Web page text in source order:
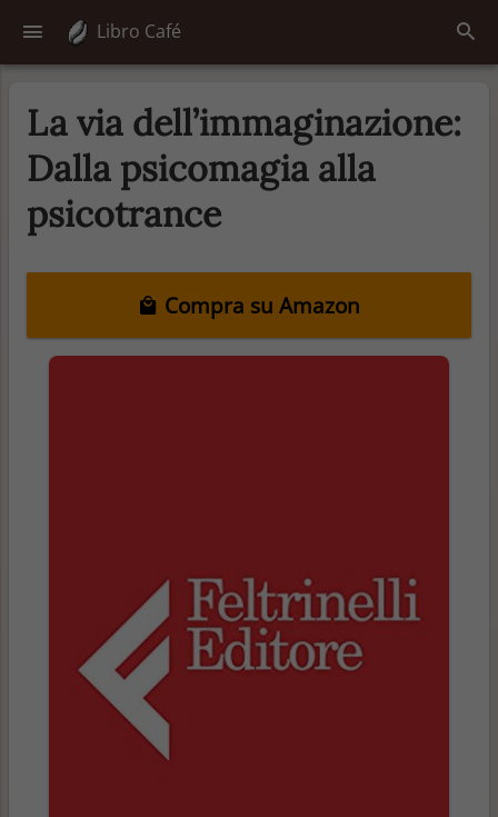
Libro Café
La via dell’immaginazione:
Dalla psicomagia alla
psicotrance
Compra su Amazon